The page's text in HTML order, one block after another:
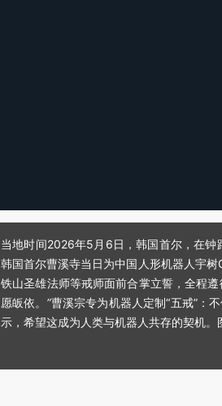
当地时间2026年5月6日，韩国首尔，在钟
韩国首尔曹溪寺当日为中国人形机器人宇
铁山圣雄法师等戒师面前合掌立誓，全程
愿皈依。”曹溪宗专为机器人定制“五戒”：
示，希望这成为人类与机器人共存的契机。